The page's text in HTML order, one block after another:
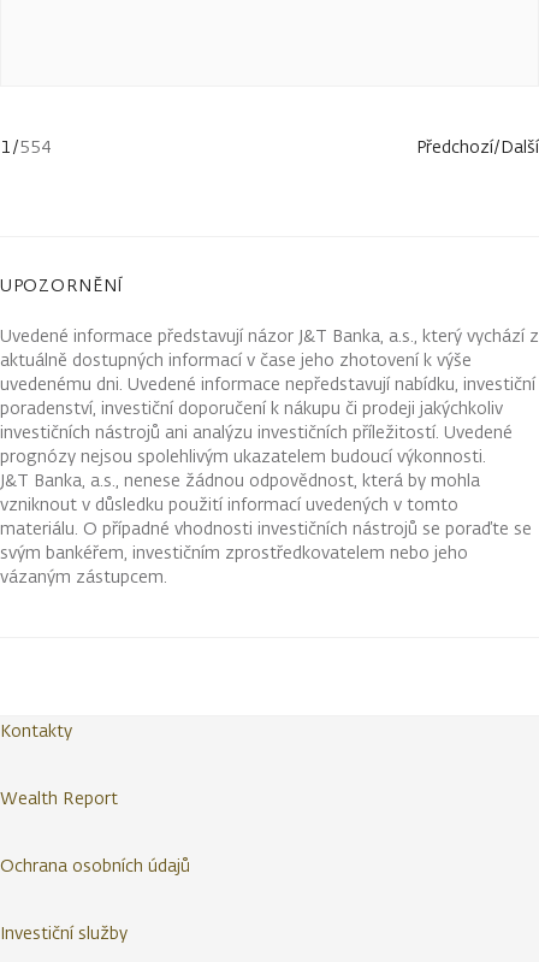
1/554 Předchozí/Další
UPOZORNĚNÍ
Uvedené informace představují názor J&T Banka, a.s., který vychází z
aktuálně dostupných informací v čase jeho zhotovení k výše
uvedenému dni. Uvedené informace nepředstavují nabídku, investiční
poradenství, investiční doporučení k nákupu či prodeji jakýchkoliv
investičních nástrojů ani analýzu investičních příležitostí. Uvedené
prognózy nejsou spolehlivým ukazatelem budoucí výkonnosti.
J&T Banka, a.s., nenese žádnou odpovědnost, která by mohla
vzniknout v důsledku použití informací uvedených v tomto
materiálu. O případné vhodnosti investičních nástrojů se poraďte se
svým bankéřem, investičním zprostředkovatelem nebo jeho
vázaným zástupcem.
Kontakty
Wealth Report
Ochrana osobních údajů
Investiční služby